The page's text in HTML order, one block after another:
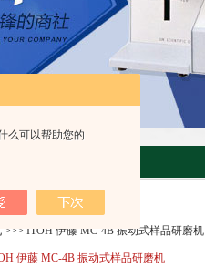
么可以帮助您的
>>> ITOH 伊藤 MC-4B 振动式样品研磨机
伊藤 MC-4B 振动式样品研磨机